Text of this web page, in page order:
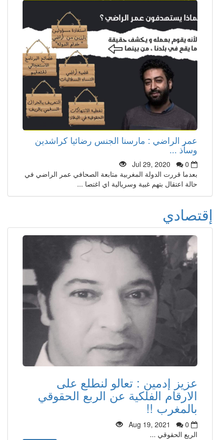
عمر الراضي : مارسنا الجنس رضائيا كراشدين
وسأذ ...
Jul 29, 2020
0
بعدما قررت الدولة المغربية متابعة الصحافي عمر الراضي في
حالة اعتقال بتهم غبية وسريالية اي اغتصا ...
إقتصادي
عزيز إدمين : تعالو لنطلع على
الارقام الفلكية عن الربع الحقوقي
بالمغرب !!
Aug 19, 2021
0
الريع الحقوقي ...